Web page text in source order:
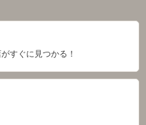
すぐに見つかる！